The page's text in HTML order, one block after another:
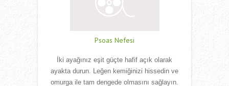
Psoas Nefesi
İki ayağınız eşit güçte hafif açık olarak
ayakta durun. Leğen kemiğinizi hissedin ve
omurga ile tam dengede olmasını sağlayın.